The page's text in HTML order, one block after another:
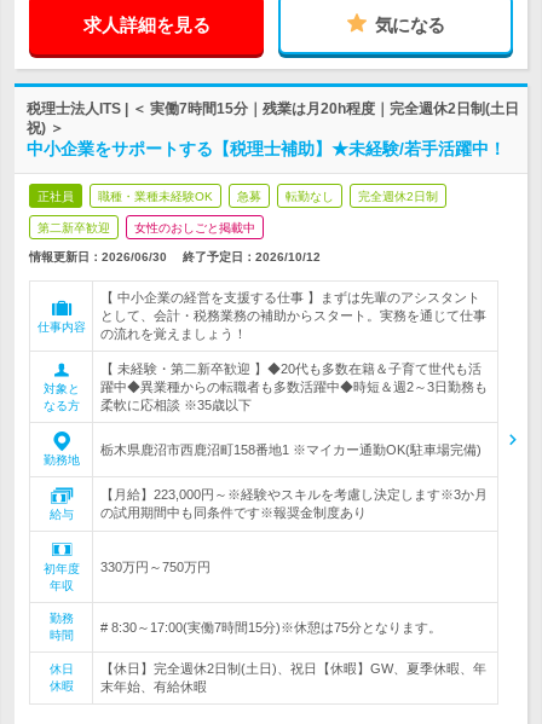
求人詳細を見る 気になる
税理士法人ITS | ＜ 実働7時間15分｜残業は月20h程度｜完全週休2日制(土日
祝) ＞
中小企業をサポートする【税理士補助】★未経験/若手活躍中！
正社員 職種・業種未経験OK 急募 転勤なし 完全週休2日制
第二新卒歓迎 女性のおしごと掲載中
情報更新日：2026/06/30 終了予定日： 2026/10/12
仕事内容
【 中小企業の経営を支援する仕事 】まずは先輩のアシスタント
として、会計・税務業務の補助からスタート。実務を通じて仕事
の流れを覚えましょう！
対象と
なる方
【 未経験・第二新卒歓迎 】◆20代も多数在籍＆子育て世代も活
躍中◆異業種からの転職者も多数活躍中◆時短＆週2～3日勤務も
柔軟に応相談 ※35歳以下
勤務地
栃木県鹿沼市西鹿沼町158番地1 ※マイカー通勤OK(駐車場完備)
給与
【月給】223,000円～※経験やスキルを考慮し決定します※3か月
の試用期間中も同条件です※報奨金制度あり
初年度
年収
330万円～750万円
勤務
時間
# 8:30～17:00(実働7時間15分)※休憩は75分となります。
休日
休暇
【休日】完全週休2日制(土日)、祝日【休暇】GW、夏季休暇、年
末年始、有給休暇